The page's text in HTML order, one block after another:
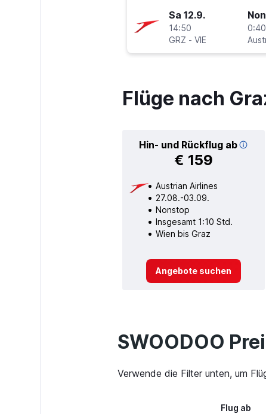
Sa 12.9.
14:50
GRZ - VIE
Flüge nach
Hin- und Rückflug ab
€ 159
Austrian Airlines
27.08.-03.09.
Nonstop
Insgesamt 1:10 Std.
Wien bis Graz
Angebote suchen
SWOODOO
Verwende die Filter unten, um
Flug ab